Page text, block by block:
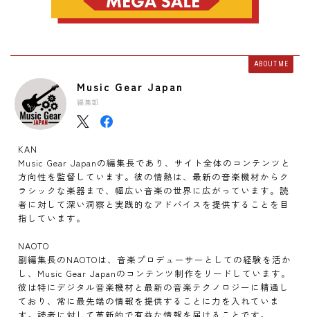
ABOUT ME
Music Gear Japan
編集部
KAN
Music Gear Japanの編集長であり、サイト全体のコンテンツと
方向性を監督しています。彼の情熱は、最新の音楽機材からク
ラシックな楽器まで、幅広い音楽の世界に広がっています。読
者に対して深い洞察と実践的なアドバイスを提供することを目
指しています。
NAOTO
副編集長のNAOTOは、音楽プロデューサーとしての経験を活か
し、Music Gear Japanのコンテンツ制作をリードしています。
彼は特にデジタル音楽機材と最新の音楽テクノロジーに精通し
ており、常に最先端の情報を提供することに力を入れていま